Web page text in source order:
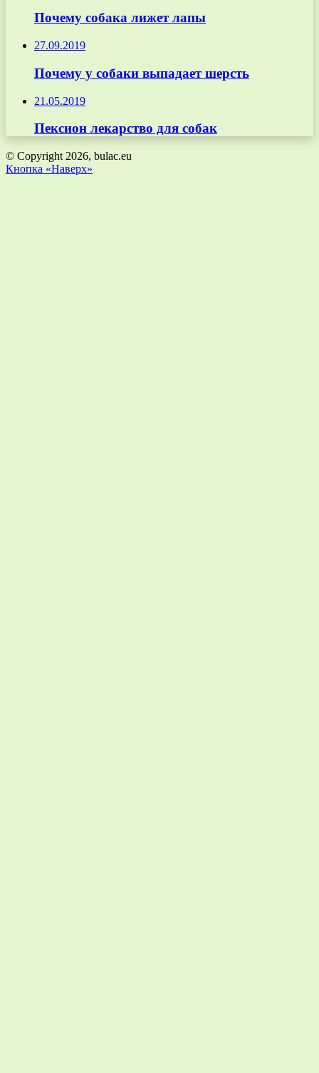
Почему собака лижет лапы
27.09.2019
Почему у собаки выпадает шерсть
21.05.2019
Пексион лекарство для собак
© Copyright 2026, bulac.eu
Кнопка «Наверх»